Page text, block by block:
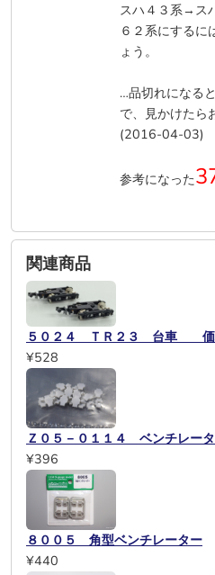
スハ４３系→ス
６２系にするに
ょう。
…品切れになる
で、見かけたら
(2016-04-03)
参考になった
関連商品
５０２４ ＴＲ２３ 台車 価
¥528
Ｚ０５－０１１４ ベンチレー
¥396
８００５ 角型ベンチレーター
¥440